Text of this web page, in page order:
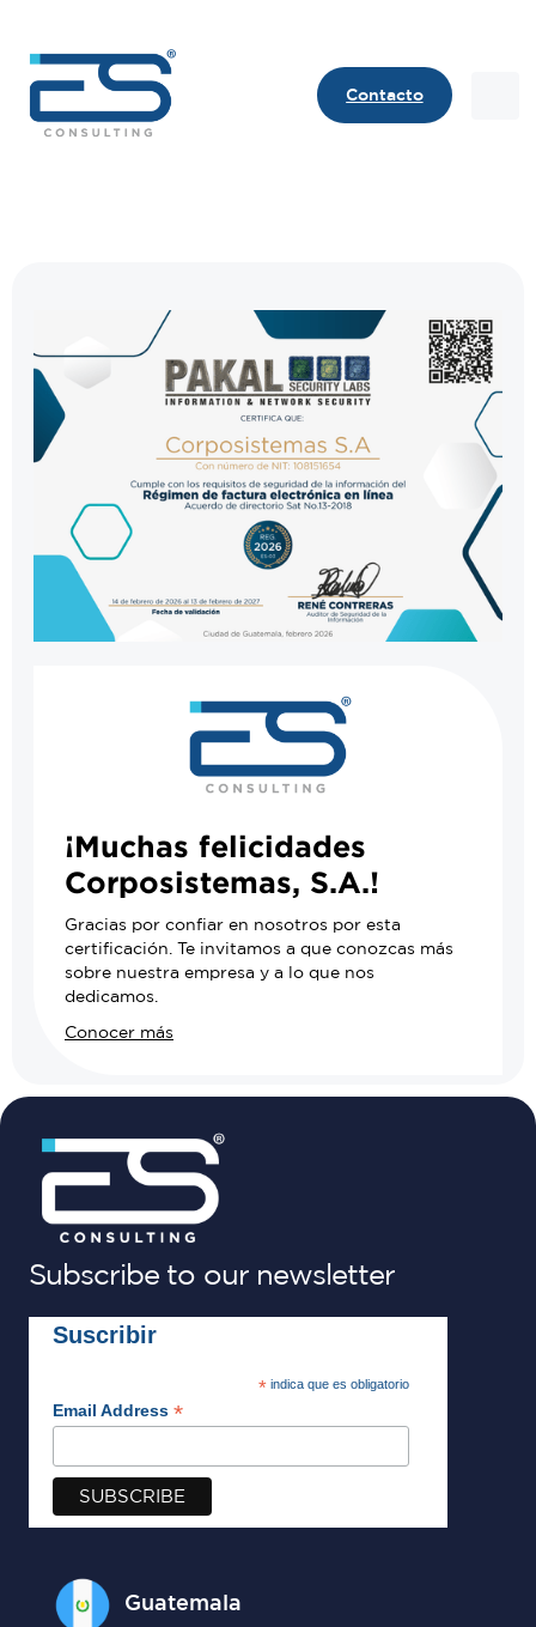
Contacto
¡Muchas felicidades
Corposistemas, S.A.!
Gracias por confiar en nosotros por esta
certificación. Te invitamos a que conozcas más
sobre nuestra empresa y a lo que nos
dedicamos.
Conocer más
Subscribe to our newsletter
Suscribir
*indica que es obligatorio
Email Address *
Guatemala